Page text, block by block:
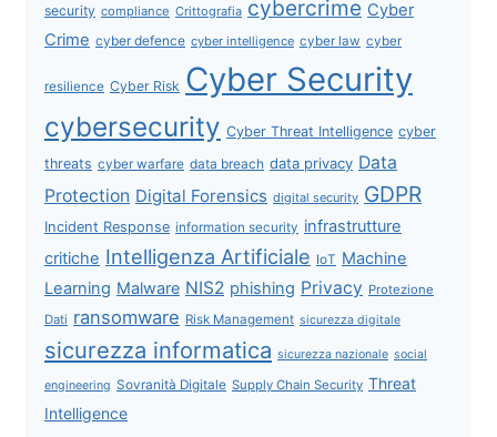
security compliance Crittografia cybercrime Cyber
Crime cyber defence cyber intelligence cyber law cyber
resilience Cyber Risk Cyber Security
cybersecurity Cyber Threat Intelligence cyber
threats cyber warfare data breach data privacy Data
Protection Digital Forensics digital security GDPR
Incident Response information security infrastrutture
critiche Intelligenza Artificiale IoT Machine
Learning Malware NIS2 phishing Privacy Protezione
Dati ransomware Risk Management sicurezza digitale
sicurezza informatica sicurezza nazionale social
engineering Sovranità Digitale Supply Chain Security Threat
Intelligence